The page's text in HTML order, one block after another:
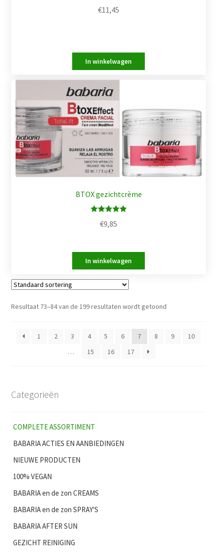
€11,45
BTOX gezichtcrème
uit 5
€9,85
Resultaat 73–84 van de 199 resultaten wordt getoond
1 2 3 4 5 6 7 8 9
10
…
15 16 17
Categorieën
COMPLETE ASSORTIMENT
BABARIA ACTIES EN AANBIEDINGEN
NIEUWE PRODUCTEN
100% VEGAN
BABARIA en de zon CREAMS
BABARIA en de zon SPRAY'S
BABARIA AFTER SUN
GEZICHT REINIGING